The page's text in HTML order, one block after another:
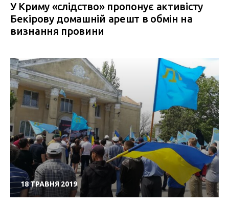
У Криму «слідство» пропонує активісту
Бекірову домашній арешт в обмін на
визнання провини
18 ТРАВНЯ 2019